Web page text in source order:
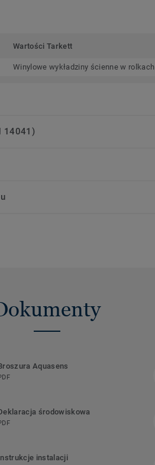
Wartości Tarkett
Winylowe wykładziny ścienne w rolkach
14041)
Aquasens
środowiskowa
instalacji